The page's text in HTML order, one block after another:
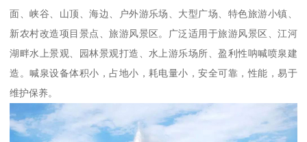
面、峡谷、山顶、海边、户外游乐场、大型广场、特色旅游小镇、
新农村改造项目景点、旅游风景区。广泛适用于旅游风景区、江河
湖畔水上景观、园林景观打造、水上游乐场所、盈利性呐喊喷泉建
造。喊泉设备体积小，占地小，耗电量小，安全可靠，性能，易于
维护保养。